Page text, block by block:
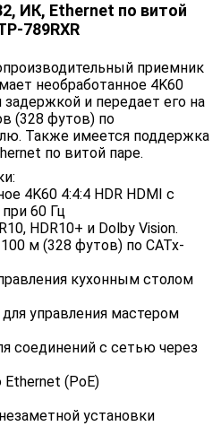
ИК, Ethernet по витой
789RXR
приемник
необработанное 4K60
задержкой и передает его на
(328 футов) по
Также имеется поддержка
по витой паре.
4K60 4:4:4 HDR HDMI с
60 Гц
HDR10+ и Dolby Vision.
м (328 футов) по CATx-
кухонным столом
управления мастером
соединений с сетью через
(PoE)
установки